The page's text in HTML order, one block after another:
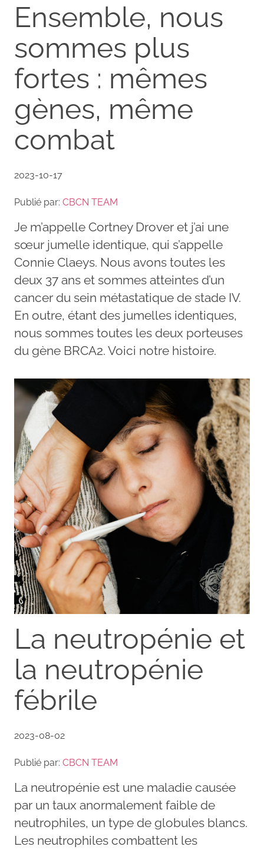
Ensemble, nous
sommes plus
fortes : mêmes
gènes, même
combat
2023-10-17
Publié par: CBCN TEAM
Je m’appelle Cortney Drover et j’ai une
sœur jumelle identique, qui s’appelle
Connie Claeys. Nous avons toutes les
deux 37 ans et sommes atteintes d’un
cancer du sein métastatique de stade IV.
En outre, étant des jumelles identiques,
nous sommes toutes les deux porteuses
du gène BRCA2. Voici notre histoire.
La neutropénie et
la neutropénie
fébrile
2023-08-02
Publié par: CBCN TEAM
La neutropénie est une maladie causée
par un taux anormalement faible de
neutrophiles, un type de globules blancs.
Les neutrophiles combattent les